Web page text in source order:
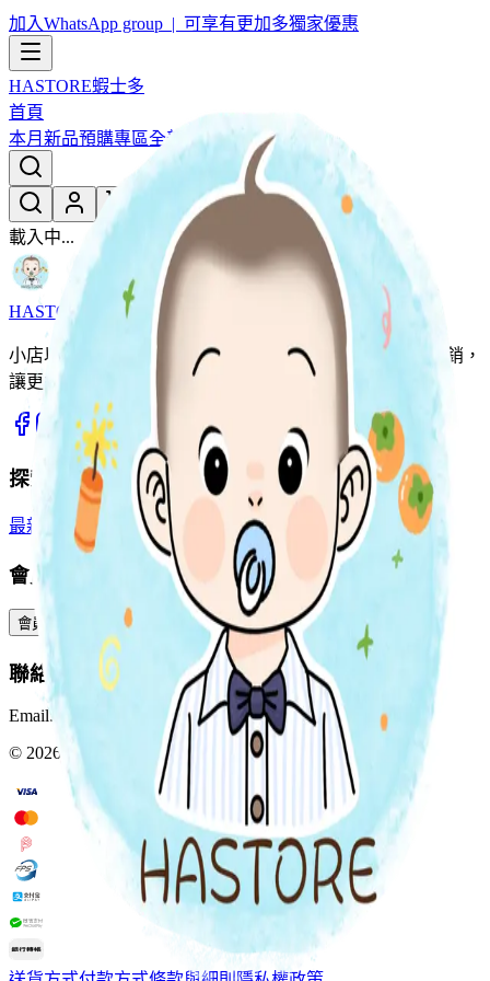
加入WhatsApp group | 可享有更加多獨家優惠
HASTORE蝦士多
首頁
本月新品預購專區全部分類
載入中...
HASTORE 蝦士多
小店以團購形式為主，用優惠價同大家開心團購。薄利多銷，
讓更多家庭輕鬆入手優質好物。
探索商品
最新上架 預購專區全部分類
會員服務
會員中心 訂單查詢 積分與獎賞 預訂與包裹
聯絡我們
Email: Info@hastore.app WhatsApp:+852 4402 4505
© 2026 HASTORE. All rights reserved.